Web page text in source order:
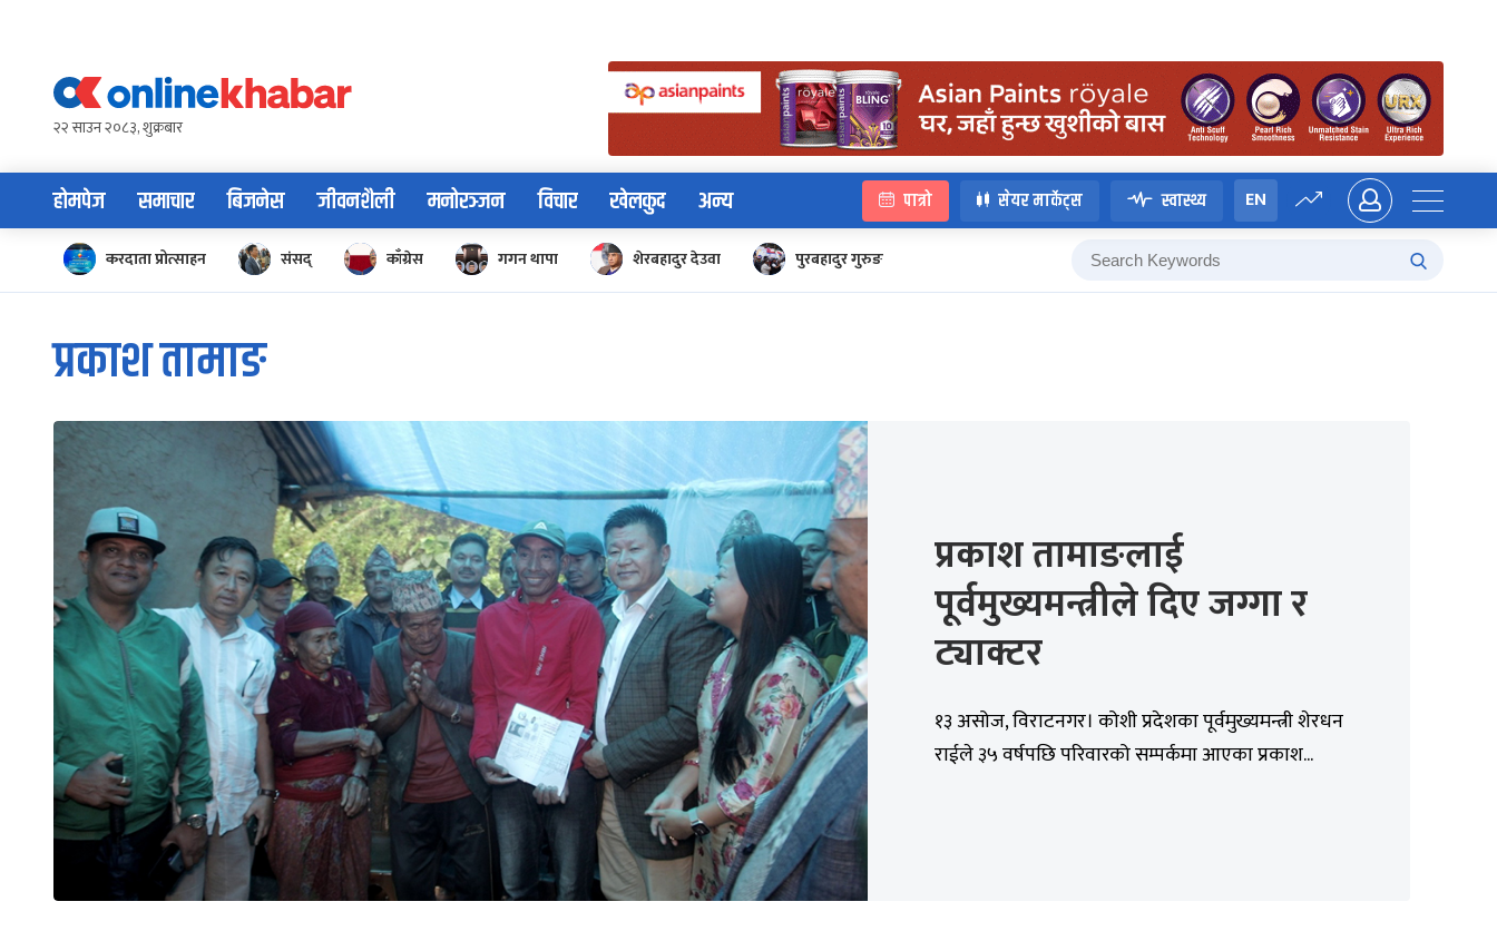
content२२ साउन २०८३, शुक्रबार
होमपेज समाचार बिजनेस जीवनशैली मनोरञ्जन विचार खेलकुद अन्य पात्रो सेयर मार्केट्स स्वास्थ्य EN
करदाता प्रोत्साहन संसद् काँग्रेस गगन थापा शेरबहादुर देउवा पुरबहादुर गुरुङ
प्रकाश तामाङ
प्रकाश तामाङलाई
पूर्वमुख्यमन्त्रीले दिए जग्गा र
ट्याक्टर
१३ असोज, विराटनगर। कोशी प्रदेशका पूर्वमुख्यमन्त्री शेरधन
राईले ३५ वर्षपछि परिवारको सम्पर्कमा आएका प्रकाश...